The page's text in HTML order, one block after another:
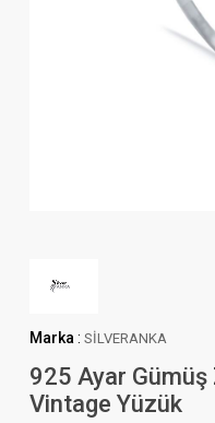
Marka : SİLVERANKA
925 Ayar Gümüş
Vintage Yüzük